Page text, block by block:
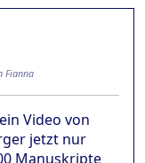
Fianna
Video von
jetzt nur
Manuskripte